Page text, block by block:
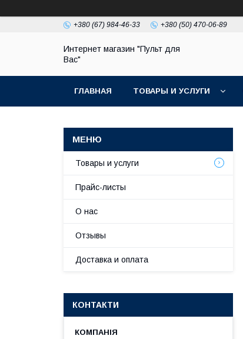
+380 (67) 984-46-33 +380 (50) 470-06-89
Интернет магазин "Пульт для
Вас"
ГЛАВНАЯ ТОВАРЫ И УСЛУГИ
Товары и услуги
Прайс-листы
О нас
Отзывы
Доставка и оплата
КОНТАКТИ